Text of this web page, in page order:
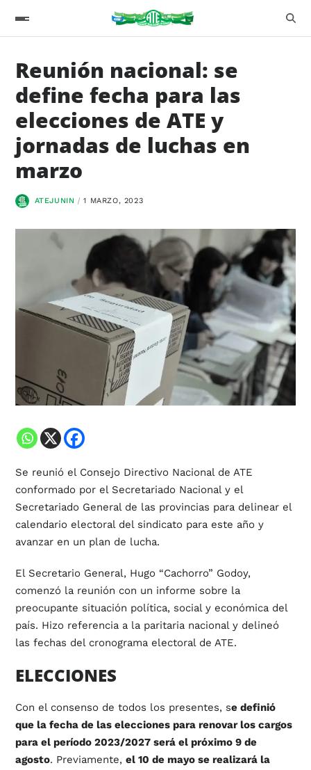
Reunión nacional: se
define fecha para las
elecciones de ATE y
jornadas de luchas en
marzo
ATEJUNIN 1 MARZO, 2023
Se reunió el Consejo Directivo Nacional de ATE
conformado por el Secretariado Nacional y el
Secretariado General de las provincias para delinear el
calendario electoral del sindicato para este año y
avanzar en un plan de lucha.
El Secretario General, Hugo “Cachorro” Godoy,
comenzó la reunión con un informe sobre la
preocupante situación política, social y económica del
país. Hizo referencia a la paritaria nacional y delineó
las fechas del cronograma electoral de ATE.
ELECCIONES
Con el consenso de todos los presentes, se definió
que la fecha de las elecciones para renovar los cargos
para el período 2023/2027 será el próximo 9 de
agosto. Previamente, el 10 de mayo se realizará la